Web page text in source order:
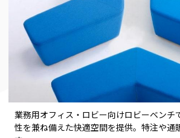
業務用オフィス・ロビー向けロビーベンチ
性を兼ね備えた快適空間を提供。特注や通